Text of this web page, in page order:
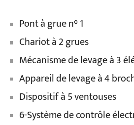
Pont à grue n° 1
Chariot à 2 grues
Mécanisme de levage à 3
Appareil de levage à 4
Dispositif à 5 ventouses
6-Système de contrôle